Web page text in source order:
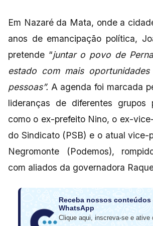
Em Nazaré da Mata, onde a
anos de emancipação política,
pretende “juntar o povo de
estado com mais
pessoas”. A agenda foi marcada
lideranças de diferentes grupos
como o ex-prefeito Nino, o ex-
do Sindicato (PSB) e o atual vice-
Negromonte (Podemos),
com aliados da governadora
Receba nossos
WhatsApp
Clique aqui, inscreva-se e ative